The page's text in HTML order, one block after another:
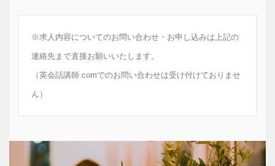
※求人内容についてのお問い合わせ・お申し込みは上記の
連絡先まで直接お願いいたします。
（英会話講師.comでのお問い合わせは受け付けておりませ
ん）